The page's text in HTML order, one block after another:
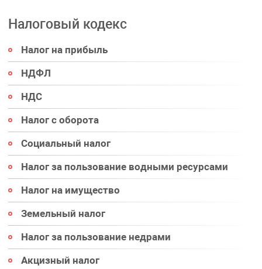
Налоговый кодекс
Налог на прибыль
НДФЛ
НДС
Налог с оборота
Социальный налог
Налог за пользование водными ресурсами
Налог на имущество
Земельный налог
Налог за пользование недрами
Акцизный налог